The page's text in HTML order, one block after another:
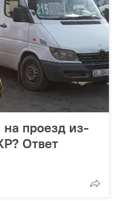
проезд из-
Ответ